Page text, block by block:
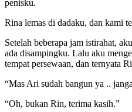
penisku.
Rina lemas di dadaku, dan kami
Setelah beberapa jam istirahat,
ada disampingku. Lalu aku
tempat persewaan, dan ternyata
“Mas Ari sudah bangun ya ..
“Oh, bukan Rin, terima kasih.”